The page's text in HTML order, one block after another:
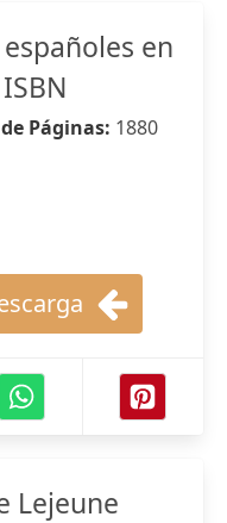
en
Páginas: 1880
Lejeune